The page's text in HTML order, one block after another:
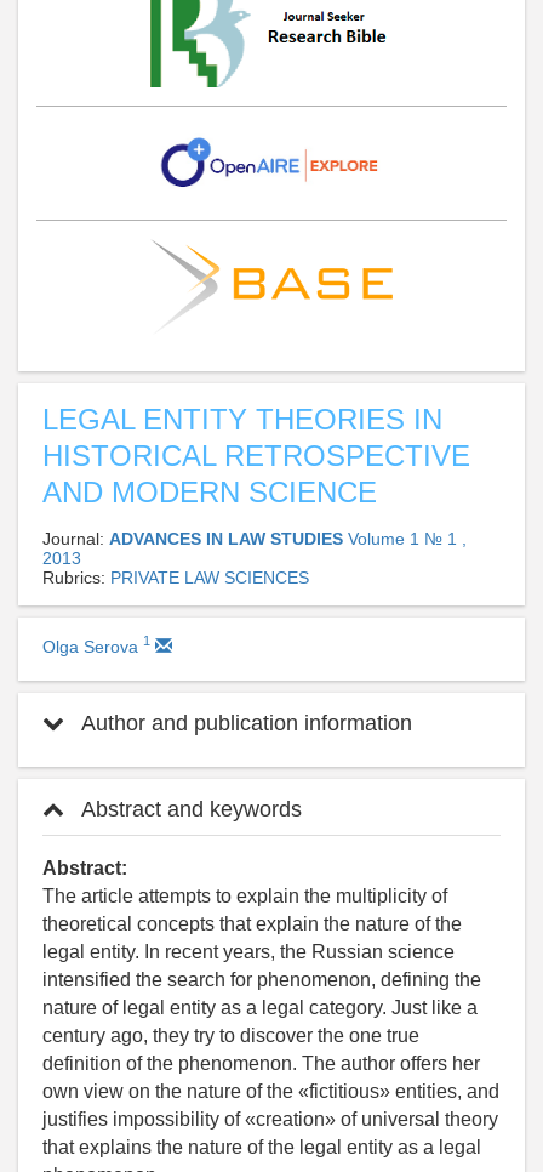
LEGAL ENTITY THEORIES IN
HISTORICAL RETROSPECTIVE
AND MODERN SCIENCE
Journal: ADVANCES IN LAW STUDIES Volume 1 № 1 ,
2013
Rubrics: PRIVATE LAW SCIENCES
Olga Serova 1
Author and publication information
Abstract and keywords
Abstract:
The article attempts to explain the multiplicity of
theoretical concepts that explain the nature of the
legal entity. In recent years, the Russian science
intensified the search for phenomenon, defining the
nature of legal entity as a legal category. Just like a
century ago, they try to discover the one true
definition of the phenomenon. The author offers her
own view on the nature of the «fictitious» entities, and
justifies impossibility of «creation» of universal theory
that explains the nature of the legal entity as a legal